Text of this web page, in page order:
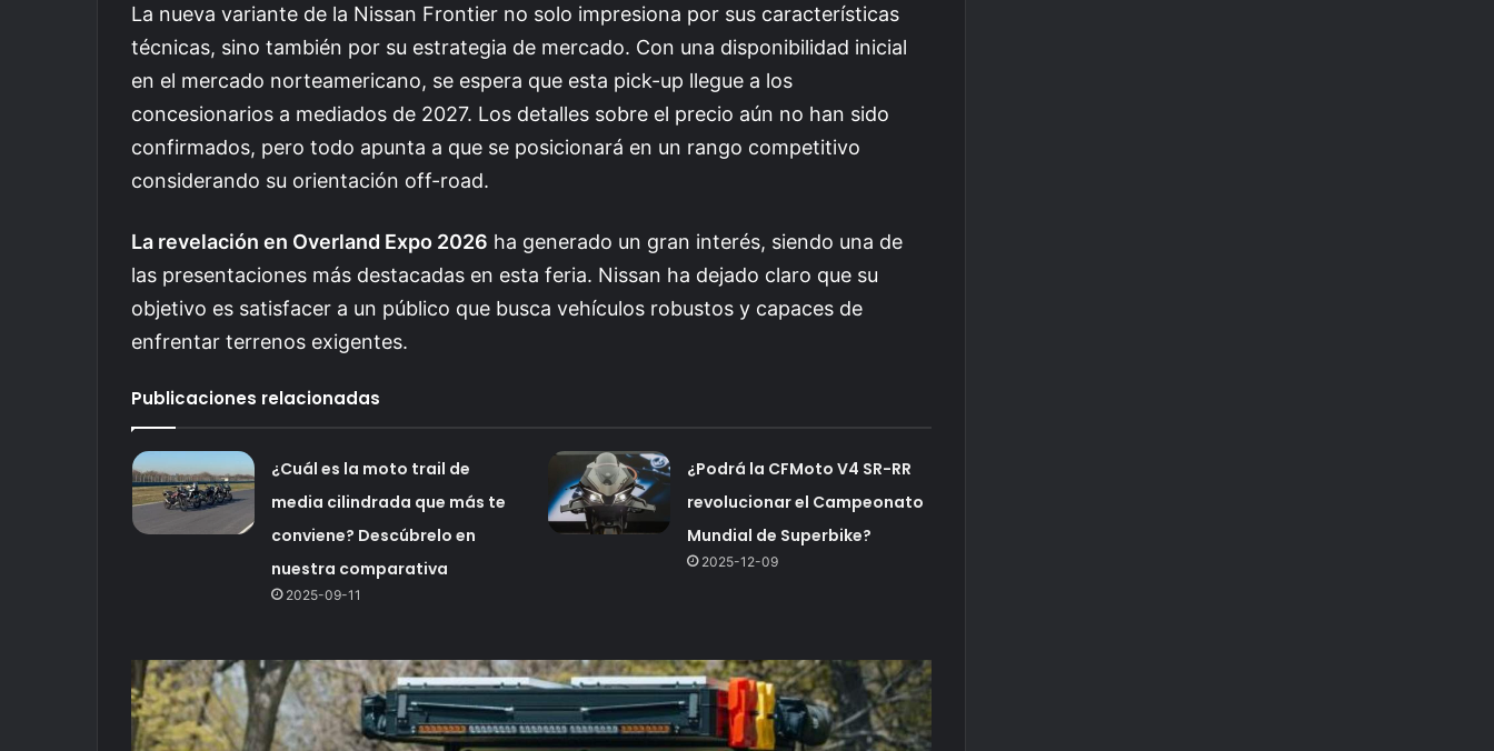
La nueva variante de la Nissan Frontier no solo impresiona por sus características
técnicas, sino también por su estrategia de mercado. Con una disponibilidad inicial
en el mercado norteamericano, se espera que esta pick-up llegue a los
concesionarios a mediados de 2027. Los detalles sobre el precio aún no han sido
confirmados, pero todo apunta a que se posicionará en un rango competitivo
considerando su orientación off-road.
La revelación en Overland Expo 2026 ha generado un gran interés, siendo una de
las presentaciones más destacadas en esta feria. Nissan ha dejado claro que su
objetivo es satisfacer a un público que busca vehículos robustos y capaces de
enfrentar terrenos exigentes.
Publicaciones relacionadas
¿Cuál es la moto trail de
media cilindrada que más te
conviene? Descúbrelo en
nuestra comparativa
2025-09-11
¿Podrá la CFMoto V4 SR-RR
revolucionar el Campeonato
Mundial de Superbike?
2025-12-09